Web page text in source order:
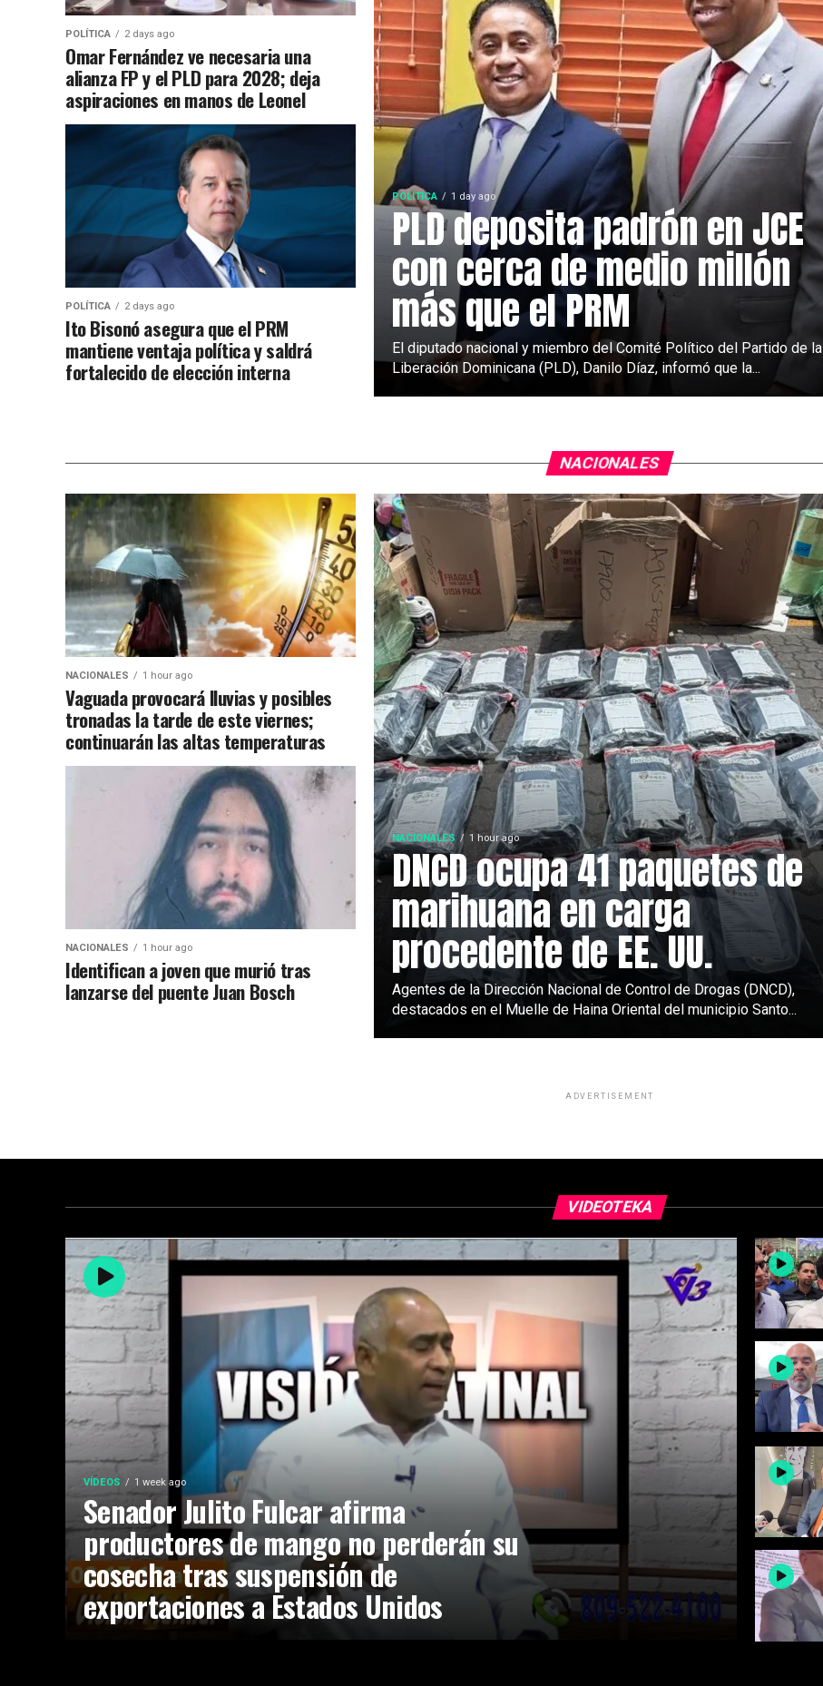
POLÍTICA 1 day ago
PLD deposita padrón en JCE
con cerca de medio millón
más que el PRM
El diputado nacional y miembro del Comité Político del Partido de la
Liberación Dominicana (PLD), Danilo Díaz, informó que la...
POLÍTICA 2 days ago
Omar Fernández ve necesaria una
alianza FP y el PLD para 2028; deja
aspiraciones en manos de Leonel
POLÍTICA 2 days ago
Ito Bisonó asegura que el PRM
mantiene ventaja política y saldrá
fortalecido de elección interna
NACIONALES
NACIONALES 1 hour ago
DNCD ocupa 41 paquetes de
marihuana en carga
procedente de EE. UU.
Agentes de la Dirección Nacional de Control de Drogas (DNCD),
destacados en el Muelle de Haina Oriental del municipio Santo...
NACIONALES 1 hour ago
Vaguada provocará lluvias y posibles
tronadas la tarde de este viernes;
continuarán las altas temperaturas
NACIONALES 1 hour ago
Identifican a joven que murió tras
lanzarse del puente Juan Bosch
ADVERTISEMENT
VIDEOTEKA
VÍDEOS 1 week ago
Senador Julito Fulcar afirma
productores de mango no perderán su
cosecha tras suspensión de
exportaciones a Estados Unidos